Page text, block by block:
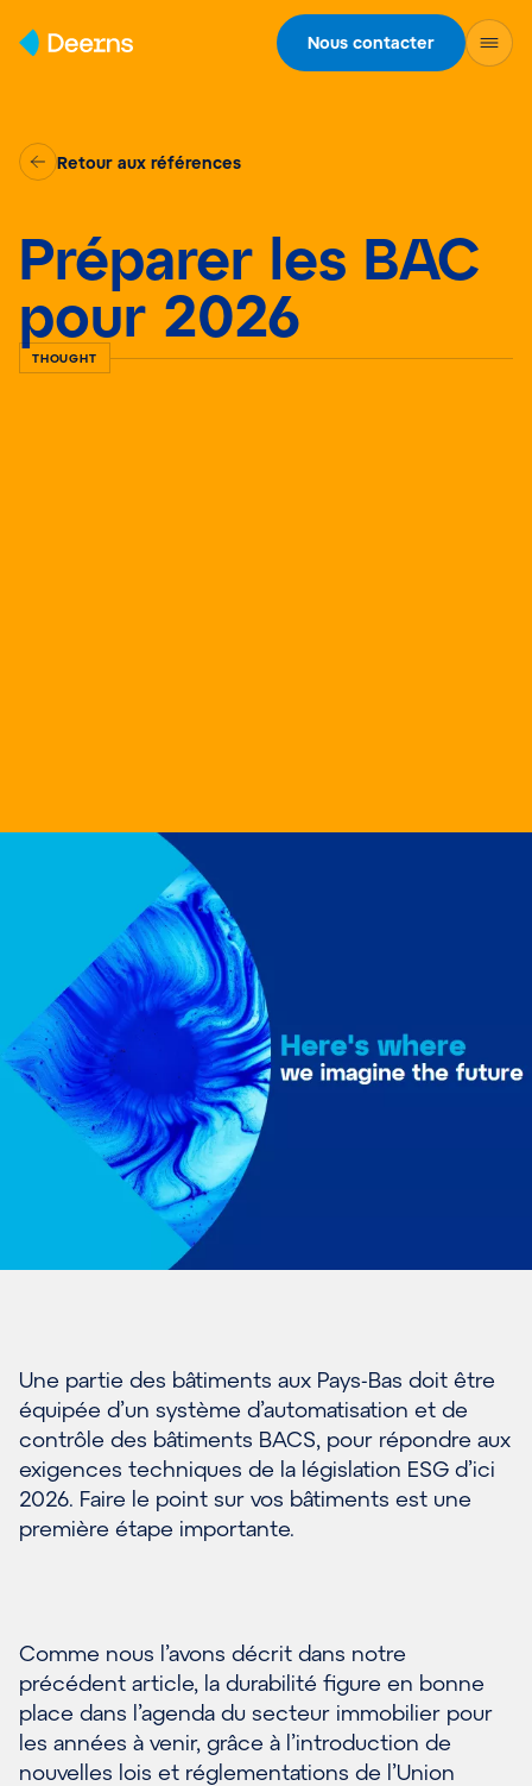
Nous contacter
Retour aux références
Préparer les BAC
pour 2026
THOUGHT
Une partie des bâtiments aux Pays-Bas doit être
équipée d’un système d’automatisation et de
contrôle des bâtiments BACS, pour répondre aux
exigences techniques de la législation ESG d’ici
2026. Faire le point sur vos bâtiments est une
première étape importante.
Comme nous l’avons décrit dans notre
précédent article, la durabilité figure en bonne
place dans l’agenda du secteur immobilier pour
les années à venir, grâce à l’introduction de
nouvelles lois et réglementations de l’Union